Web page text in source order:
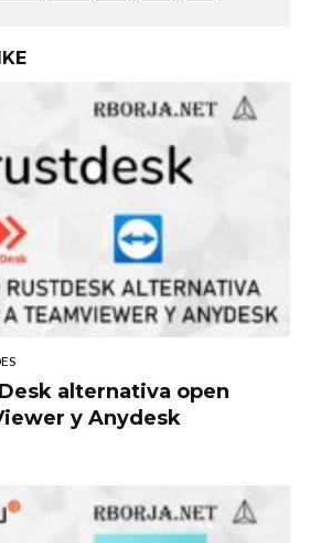
alternativa open
y Anydesk